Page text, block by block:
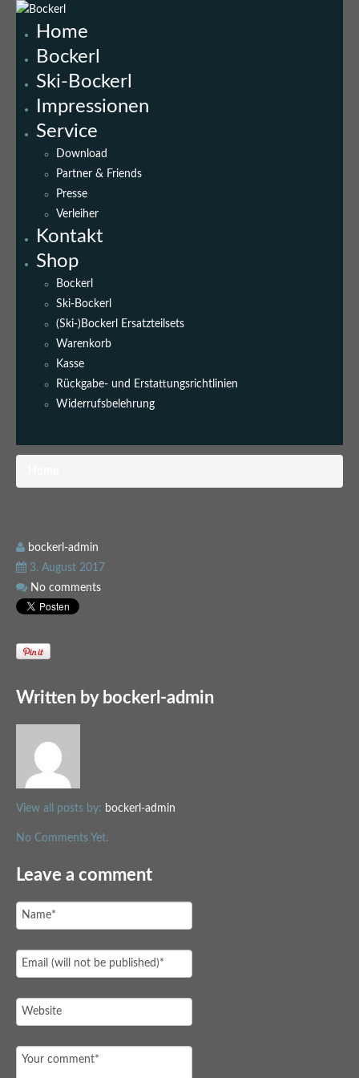
Home
Bockerl
Ski-Bockerl
Impressionen
Service
Download
Partner & Friends
Presse
Verleiher
Kontakt
Shop
Bockerl
Ski-Bockerl
(Ski-)Bockerl Ersatzteilsets
Warenkorb
Kasse
Rückgabe- und Erstattungsrichtlinien
Widerrufsbelehrung
bockerl-admin
3. August 2017
No comments
Written by bockerl-admin
View all posts by: bockerl-admin
No Comments Yet.
Leave a comment